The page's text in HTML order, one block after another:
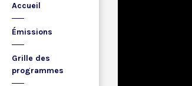
Accueil
Émissions
Grille des
programmes